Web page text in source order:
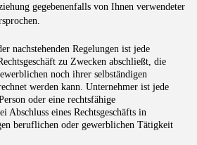
gegebenenfalls von Ihnen verwendeter
nachstehenden Regelungen ist jede
zu Zwecken abschließt, die
noch ihrer selbständigen
werden kann. Unternehmer ist jede
oder eine rechtsfähige
Abschluss eines Rechtsgeschäfts in
beruflichen oder gewerblichen Tätigkeit